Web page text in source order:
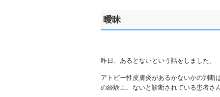
曖昧
昨日、あるとないという話をしました。
アトピー性皮膚炎があるかないかの判断
の経験上、ないと診断されている患者さ